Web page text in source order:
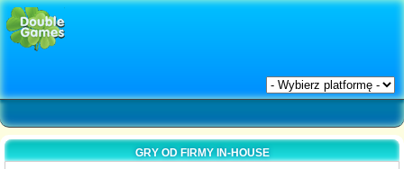
GRY OD FIRMY IN-HOUSE